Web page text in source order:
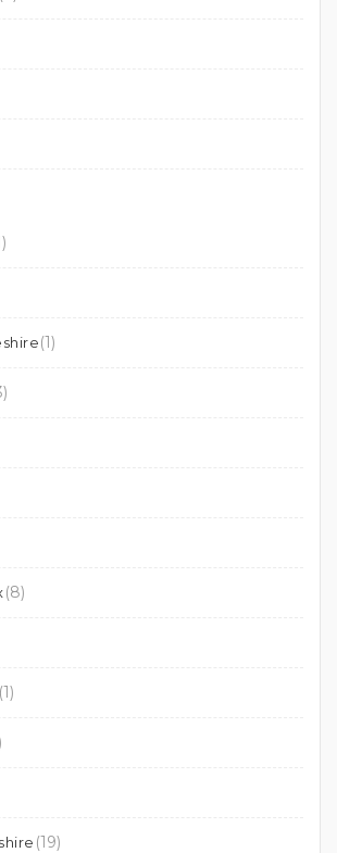
(1)
(8)
(1)
(19)